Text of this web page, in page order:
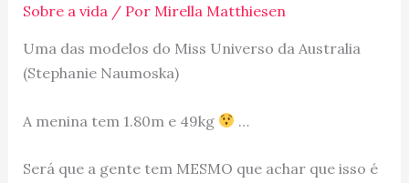
Sobre a vida/ Por Mirella Matthiesen
Uma das modelos do Miss Universo da Australia
(Stephanie Naumoska)
A menina tem 1.80m e 49kg …
Será que a gente tem MESMO que achar que isso é